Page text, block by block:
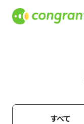
すべて